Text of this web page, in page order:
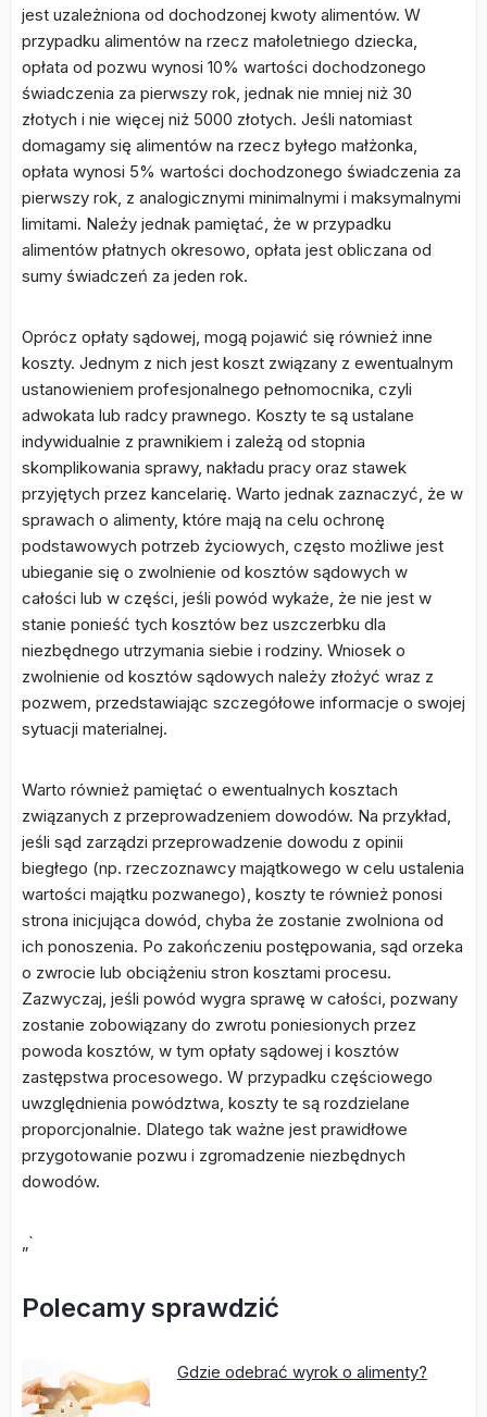
jest uzależniona od dochodzonej kwoty alimentów. W
przypadku alimentów na rzecz małoletniego dziecka,
opłata od pozwu wynosi 10% wartości dochodzonego
świadczenia za pierwszy rok, jednak nie mniej niż 30
złotych i nie więcej niż 5000 złotych. Jeśli natomiast
domagamy się alimentów na rzecz byłego małżonka,
opłata wynosi 5% wartości dochodzonego świadczenia za
pierwszy rok, z analogicznymi minimalnymi i maksymalnymi
limitami. Należy jednak pamiętać, że w przypadku
alimentów płatnych okresowo, opłata jest obliczana od
sumy świadczeń za jeden rok.
Oprócz opłaty sądowej, mogą pojawić się również inne
koszty. Jednym z nich jest koszt związany z ewentualnym
ustanowieniem profesjonalnego pełnomocnika, czyli
adwokata lub radcy prawnego. Koszty te są ustalane
indywidualnie z prawnikiem i zależą od stopnia
skomplikowania sprawy, nakładu pracy oraz stawek
przyjętych przez kancelarię. Warto jednak zaznaczyć, że w
sprawach o alimenty, które mają na celu ochronę
podstawowych potrzeb życiowych, często możliwe jest
ubieganie się o zwolnienie od kosztów sądowych w
całości lub w części, jeśli powód wykaże, że nie jest w
stanie ponieść tych kosztów bez uszczerbku dla
niezbędnego utrzymania siebie i rodziny. Wniosek o
zwolnienie od kosztów sądowych należy złożyć wraz z
pozwem, przedstawiając szczegółowe informacje o swojej
sytuacji materialnej.
Warto również pamiętać o ewentualnych kosztach
związanych z przeprowadzeniem dowodów. Na przykład,
jeśli sąd zarządzi przeprowadzenie dowodu z opinii
biegłego (np. rzeczoznawcy majątkowego w celu ustalenia
wartości majątku pozwanego), koszty te również ponosi
strona inicjująca dowód, chyba że zostanie zwolniona od
ich ponoszenia. Po zakończeniu postępowania, sąd orzeka
o zwrocie lub obciążeniu stron kosztami procesu.
Zazwyczaj, jeśli powód wygra sprawę w całości, pozwany
zostanie zobowiązany do zwrotu poniesionych przez
powoda kosztów, w tym opłaty sądowej i kosztów
zastępstwa procesowego. W przypadku częściowego
uwzględnienia powództwa, koszty te są rozdzielane
proporcjonalnie. Dlatego tak ważne jest prawidłowe
przygotowanie pozwu i zgromadzenie niezbędnych
dowodów.
„`
Polecamy sprawdzić
Gdzie odebrać wyrok o alimenty?